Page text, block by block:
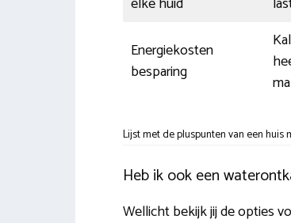
Energiekosten
besparing
Lijst met de pluspunten van een
Heb ik ook een
Wellicht bekijk jij de opties